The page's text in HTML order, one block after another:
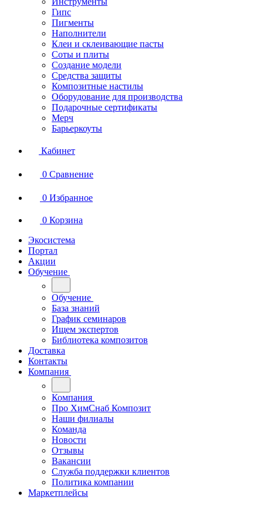
Гипс
Пигменты
Наполнители
Клеи и склеивающие пасты
Соты и плиты
Создание модели
Средства защиты
Композитные настилы
Оборудование для производства
Подарочные сертификаты
Мерч
Барьеркоуты
Кабинет
0 Сравнение
0 Избранное
0 Корзина
Экосистема
Портал
Акции
Обучение
Обучение
База знаний
График семинаров
Ищем экспертов
Библиотека композитов
Доставка
Контакты
Компания
Компания
Про ХимСнаб Композит
Наши филиалы
Команда
Новости
Отзывы
Вакансии
Служба поддержки клиентов
Политика компании
Маркетплейсы